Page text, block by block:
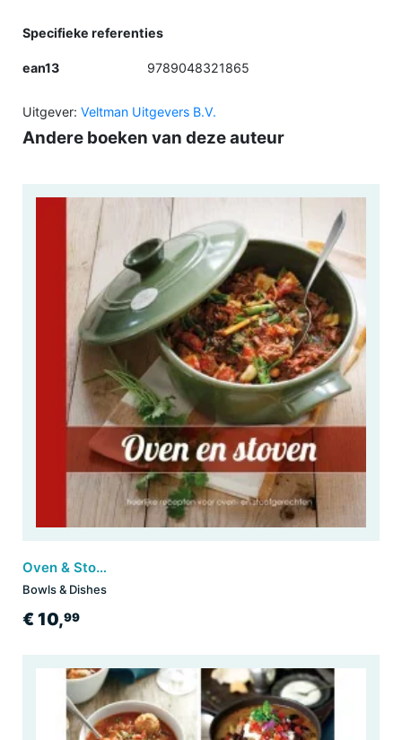
Specifieke referenties
ean13 9789048321865
Uitgever: Veltman Uitgevers B.V.
Andere boeken van deze auteur
Oven & Stoven
Bowls & Dishes
€ 10,99